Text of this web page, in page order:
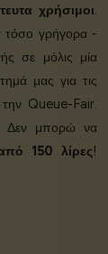
χρήσιμοι.
τόσο γρήγορα -
σε μόλις μία
μας για τις
την Queue-Fair.
Δεν μπορώ να
150 λίρες!